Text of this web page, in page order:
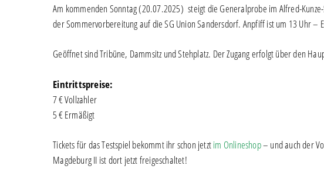
Am kommenden Sonntag (20.07.2025) steigt die Generalprobe im Alfred-
der Sommervorbereitung auf die SG Union Sandersdorf. Anpfiff ist um 13 Uhr –
Geöffnet sind Tribüne, Dammsitz und Stehplatz. Der Zugang erfolgt über den
Eintrittspreise:
7 € Vollzahler
5 € Ermäßigt
Tickets für das Testspiel bekommt ihr schon jetztim Onlineshop– und auch der
Magdeburg II ist dort jetzt freigeschaltet!